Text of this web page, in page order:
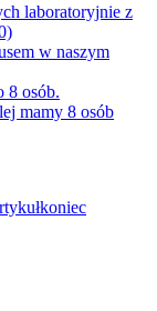
laboratoryjnie z
w naszym
8 osób.
mamy 8 osób
koniec